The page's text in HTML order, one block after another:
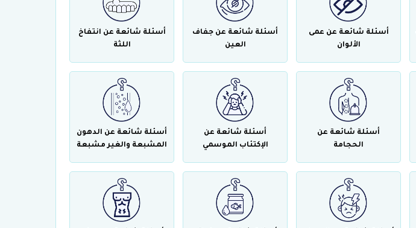
أسئلة شائعة عن عمى
الألوان
أسئلة شائعة عن جفاف
العين
أسئلة شائعة عن انتفاخ
اللثة
أسئلة شائعة عن
الحجامة
أسئلة شائعة عن
الإكتئاب الموسمي
أسئلة شائعة عن الدهون
المشبعة والغير مشبعة